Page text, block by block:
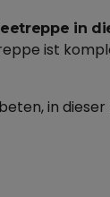
in
ist
in dieser